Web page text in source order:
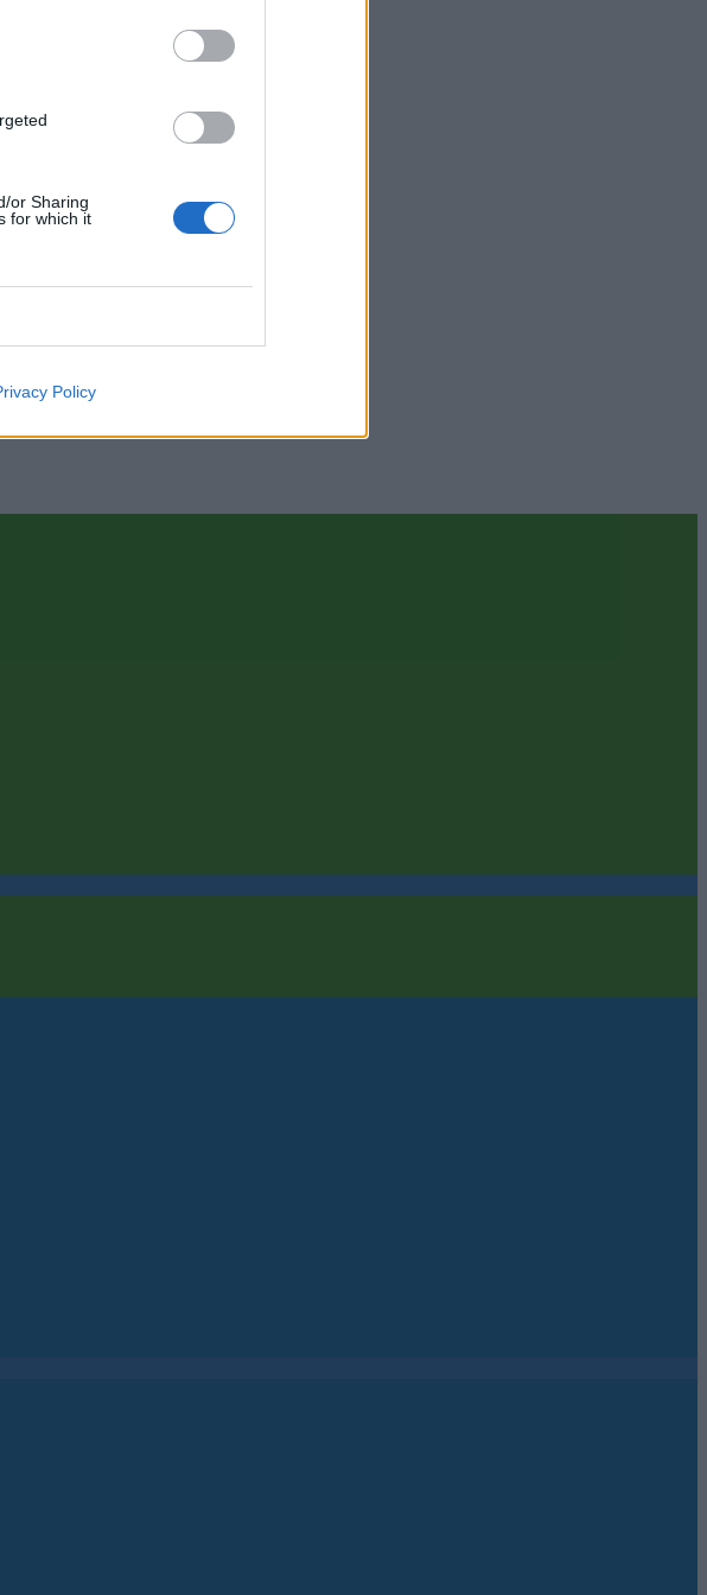
or Sharing
for which it
Policy